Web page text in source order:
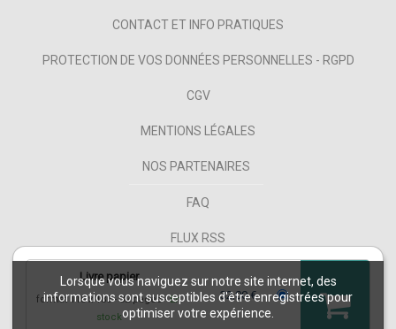
Lorsque vous naviguez sur notre site internet, des
informations sont susceptibles d'être enregistrées pour
optimiser votre expérience.
Livre papier
format 115 x 180 32 pages En
stock
32,00 €
CONTACT ET INFO PRATIQUES
PROTECTION DE VOS DONNÉES PERSONNELLES - RGPD
CGV
MENTIONS LÉGALES
NOS PARTENAIRES
FAQ
FLUX RSS